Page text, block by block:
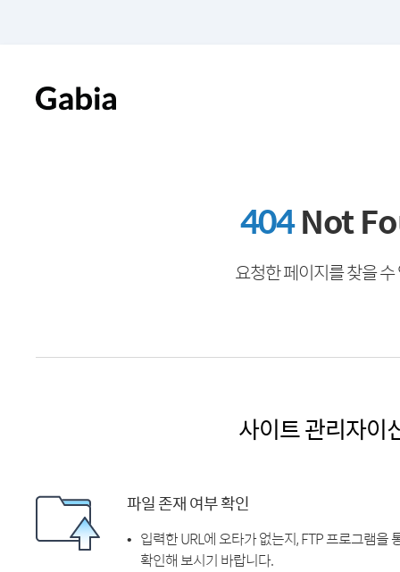
404Not
요청한 페이지를 찾을
사이트 관리자이
파일 존재 여부 확인
입력한 URL에 오타가 없는지, FTP 프로그램
확인해 보시기 바랍니다.